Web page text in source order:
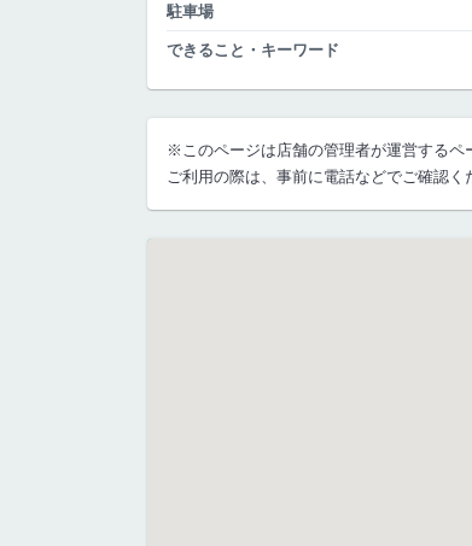
駐車場
できること・キーワード
※このページは店舗の管理者が運営するペ
ご利用の際は、事前に電話などでご確認く